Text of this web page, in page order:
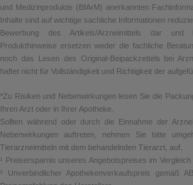
und Medizinprodukte (BfArM) anerkannten
Inhalte sind auf wichtige sachliche Informationen
Bewerbung des Artikels/Arzneimittels dar und
Produkthinweise ersetzen weder die fachliche
noch das Lesen des Original-Beipackzettels bei
haftet nicht für Vollständigkeit und Richtigkeit der
*Zu Risiken und Nebenwirkungen lesen Sie die
Ihren Arzt oder in Ihrer Apotheke.
Sollten während oder durch die Einnahme der
Nebenwirkungen auftreten, nehmen Sie bitte
Tierarzneimitteln mit dem behandelnden Tierarzt, auf.
¹ Preisersparnis unseres Angebotspreises im
² Unverbindlicher Apothekenverkaufspreis gemäß